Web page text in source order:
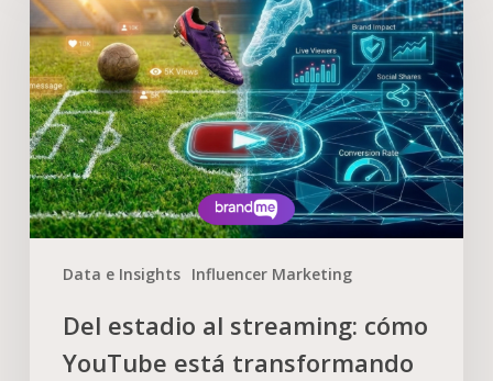
Data e Insights Influencer Marketing
Del estadio al streaming: cómo
YouTube está transformando